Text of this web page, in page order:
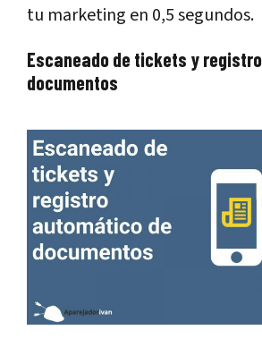
tu marketing en 0,5 segundos.
Escaneado de tickets y
documentos